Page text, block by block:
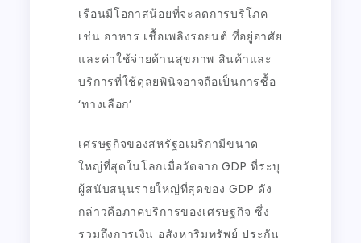
เรือนมีโอกาสน้อยที่จะลดการบริโภค
เช่น อาหาร เชื้อเพลิงรถยนต์ ที่อยู่อาศัย
และค่าใช้จ่ายด้านสุขภาพ สินค้าและ
บริการที่ใช้ดุลยพินิจอาจถือเป็นการซื้อ
‘ทางเลือก’
เศรษฐกิจของสหรัฐอเมริกามีขนาด
ใหญ่ที่สุดในโลกเมื่อวัดจาก GDP ที่ระบุ
ผู้สนับสนุนรายใหญ่ที่สุดของ GDP ดัง
กล่าวคือภาคบริการของเศรษฐกิจ ซึ่ง
รวมถึงการเงิน อสังหาริมทรัพย์ ประกัน